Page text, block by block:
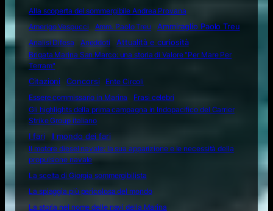
Alla scoperta del sommergibile Andrea Provana
Amerigo Vespucci
Amm. Paolo Treu
Ammiraglio Paolo Treu
Analisi Difesa
Aneddoti Attualità e curiosità
Brigata Marina San Marco: una storia di Valore "Per Mare Per
Terram"
Citazioni
Concorsi
Ente Circoli
Essere commissario in Marina
Frasi celebri
Gli highlights della prima campagna in Indopacifico del Carrier
Strike Group italiano
I fari
Il mondo dei fari
Il motore diesel navale: la sua apparizione e le necessità della
propulsione navale
La scelta di Giorgia sommergibilista
La spiaggia più pericolosa del mondo
La storia nel nome delle navi della Marina